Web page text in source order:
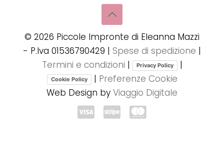
© 2026 Piccole Impronte di Eleanna Mazzi
- P.Iva 01536790429 | Spese di spedizione |
Termini e condizioni | Privacy Policy |
Cookie Policy | Preferenze Cookie
Web Design by Viaggio Digitale